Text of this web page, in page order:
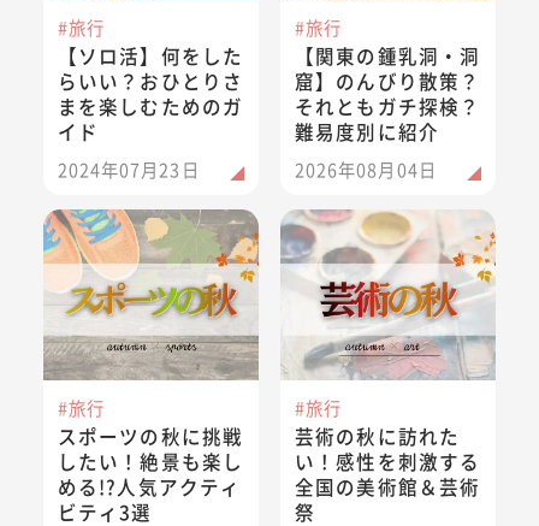
#旅行
【ソロ活】何をした
らいい？おひとりさ
まを楽しむためのガ
イド
2024年07月23日
#旅行
【関東の鍾乳洞・洞
窟】のんびり散策？
それともガチ探検？
難易度別に紹介
2026年08月04日
スポーツの秋に挑戦したい！絶景も楽しめる!?人気アクティ
#旅行
スポーツの秋に挑戦
したい！絶景も楽し
める!?人気アクティ
ビティ3選
芸術の秋に訪れたい！感性を
#旅行
芸術の秋に訪れた
い！感性を刺激する
全国の美術館＆芸術
祭